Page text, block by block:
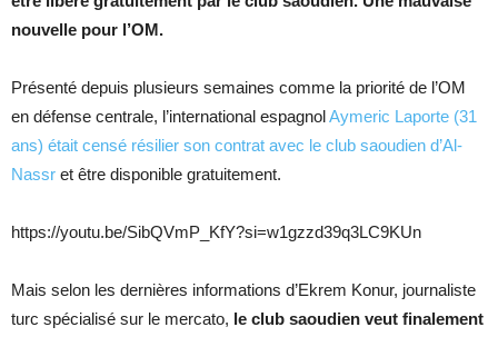
nouvelle pour l’OM.
Présenté depuis plusieurs semaines comme la priorité de l’OM
en défense centrale, l’international espagnolAymeric Laporte (31
ans) était censé résilier son contrat avec le club saoudien d’Al-
Nassr et être disponible gratuitement.
https://youtu.be/SibQVmP_KfY?si=w1gzzd39q3LC9KUn
Mais selon les dernières informations d’Ekrem Konur, journaliste
turc spécialisé sur le mercato, le club saoudien veut finalement